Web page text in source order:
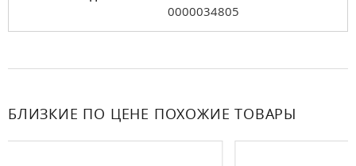
0000034805
БЛИЗКИЕ ПО ЦЕНЕ ПОХОЖИЕ ТОВАРЫ